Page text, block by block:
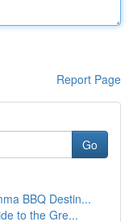
Report Page
Go
BBQ Destin...
to the Gre...